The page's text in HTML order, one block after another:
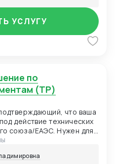
УСЛУГУ
(ТР)
что ваша
действие технических
союза/ЕАЭС. Нужен для
проверяющих органов
необходимости